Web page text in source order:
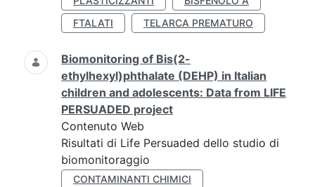
FTALATI
TELARCA PREMATURO
Biomonitoring of Bis(2-
ethylhexyl)phthalate (DEHP) in Italian
children and adolescents: Data from LIFE
PERSUADED project
Contenuto Web
Risultati di Life Persuaded dello studio di
biomonitoraggio
CONTAMINANTI CHIMICI